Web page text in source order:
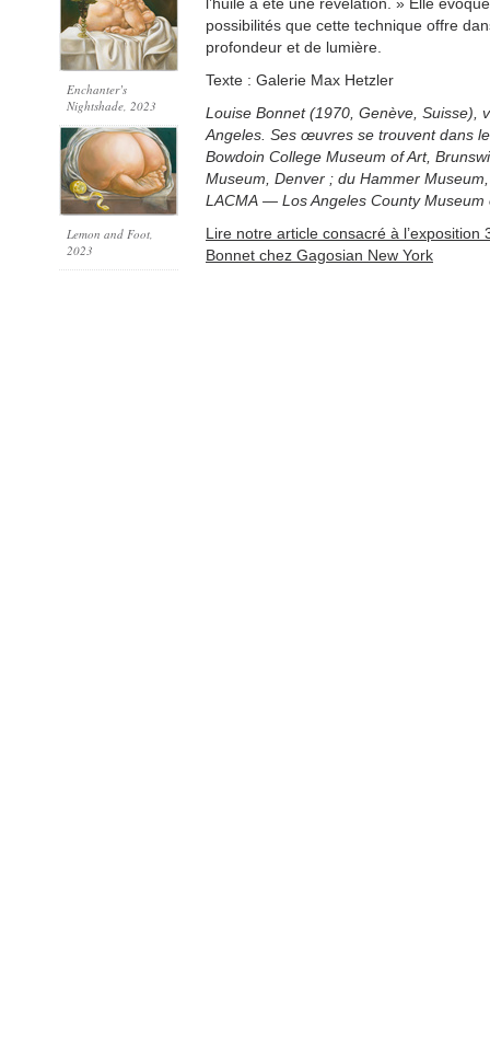
Enchanter’s
Nightshade, 2023
Lemon and Foot,
2023
possibilités que cette technique offre
profondeur et de lumière.
Texte : Galerie Max Hetzler
Louise Bonnet (1970, Genève, Suisse),
Angeles. Ses œuvres se trouvent dans
Bowdoin College Museum of Art,
Museum, Denver ; du Hammer
LACMA — Los Angeles County Museum
Lire notre article consacré à l’exposition
Bonnet chez Gagosian New York